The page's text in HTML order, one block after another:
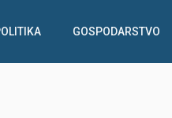
GOSPODARSTVO